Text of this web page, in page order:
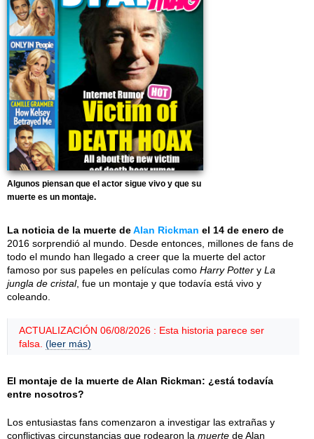
Algunos piensan que el actor sigue vivo y que su
muerte es un montaje.
La noticia de la muerte deAlan Rickman el 14 de enero de
2016 sorprendió al mundo. Desde entonces, millones de fans de
todo el mundo han llegado a creer que la muerte del actor
famoso por sus papeles en películas como Harry Potter y La
jungla de cristal, fue un montaje y que todavía está vivo y
coleando.
ACTUALIZACIÓN 06/08/2026 : Esta historia parece ser
falsa. (leer más)
El montaje de la muerte de Alan Rickman: ¿está todavía
entre nosotros?
Los entusiastas fans comenzaron a investigar las extrañas y
conflictivas circunstancias que rodearon la muerte de Alan